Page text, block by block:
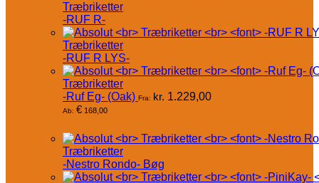
Træbriketter
-RUF R-
Træbriketter
-RUF R LYS-
Træbriketter
-Ruf Eg- (Oak) Fra: kr. 1.229,00
Ab: € 168,00
Træbriketter
-Nestro Rondo- Bøg